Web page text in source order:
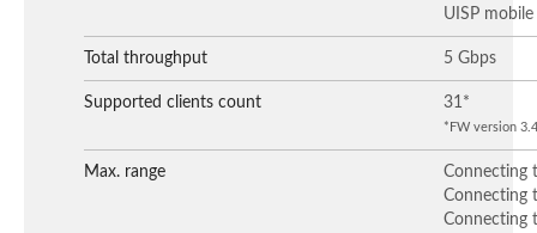
UISP
Total throughput 5 Gbps
Supported clients count 31*
*FW version
Max. range
Connecting
Connecting
Connecting